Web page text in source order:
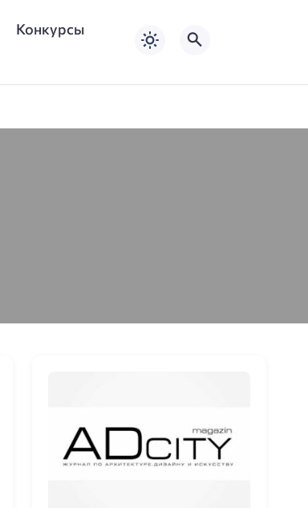
Конкурсы